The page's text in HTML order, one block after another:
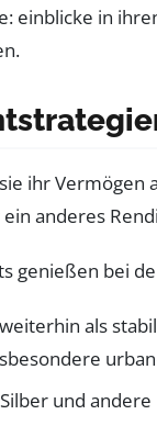
ihr
anderes
genießen bei
als
und